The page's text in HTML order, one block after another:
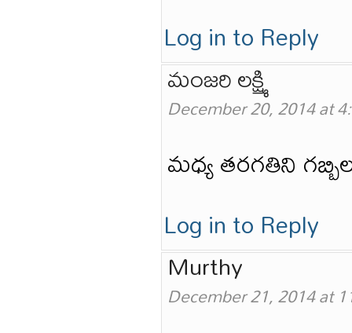
Log in to Reply
మంజరి లక్ష్మి
December 20, 2014 at
మధ్య తరగతిని
Log in to Reply
Murthy
December 21, 2014 at